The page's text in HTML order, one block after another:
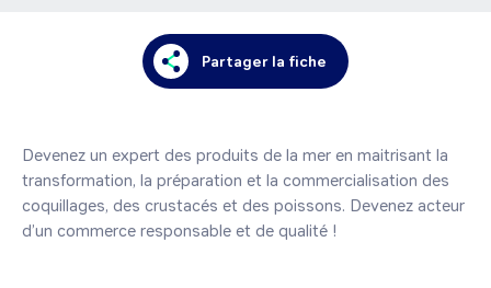
Partager la fiche
Devenez un expert des produits de la mer en maitrisant la
transformation, la préparation et la commercialisation des
coquillages, des crustacés et des poissons. Devenez acteur
d’un commerce responsable et de qualité !